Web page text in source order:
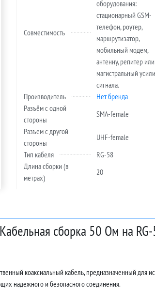
Совместимость
оборудования:
стационарный GSM-
телефон, роутер,
маршрутизатор,
мобильный модем,
антенну, репитер или
магистральный
сигнала.
Производитель
Нет бренда
Разъём с одной
стороны
SMA-female
Разъем с другой
стороны
UHF-female
Тип кабеля
RG-58
Длина сборки (в
метрах)
20
сборка 50 Ом на
коаксиальный кабель, предназначенный для
надежного и безопасного соединения.